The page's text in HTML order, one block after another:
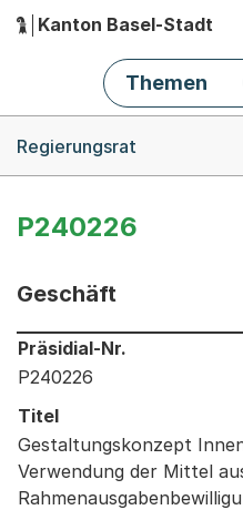
Hauptnavigation
Kanton Basel-Stadt
Themen
Regierungsrat
P240226
Geschäft
Informationen zum
Präsidial-Nr.
P240226
Titel
Gestaltungskonzept
Verwendung der Mittel